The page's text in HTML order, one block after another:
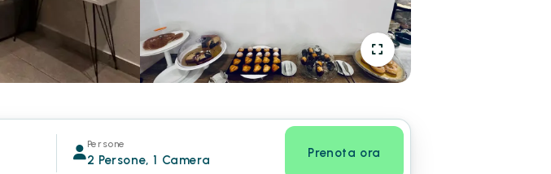
Persone
2 Persone, 1 Camera Prenota ora